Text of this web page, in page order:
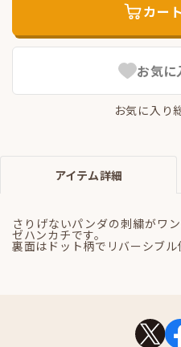
お気に
お気に入り
カー
アイテム詳細
さりげないパンダの刺繍がワ
ゼハンカチです。
裏面はドット柄でリバーシブル